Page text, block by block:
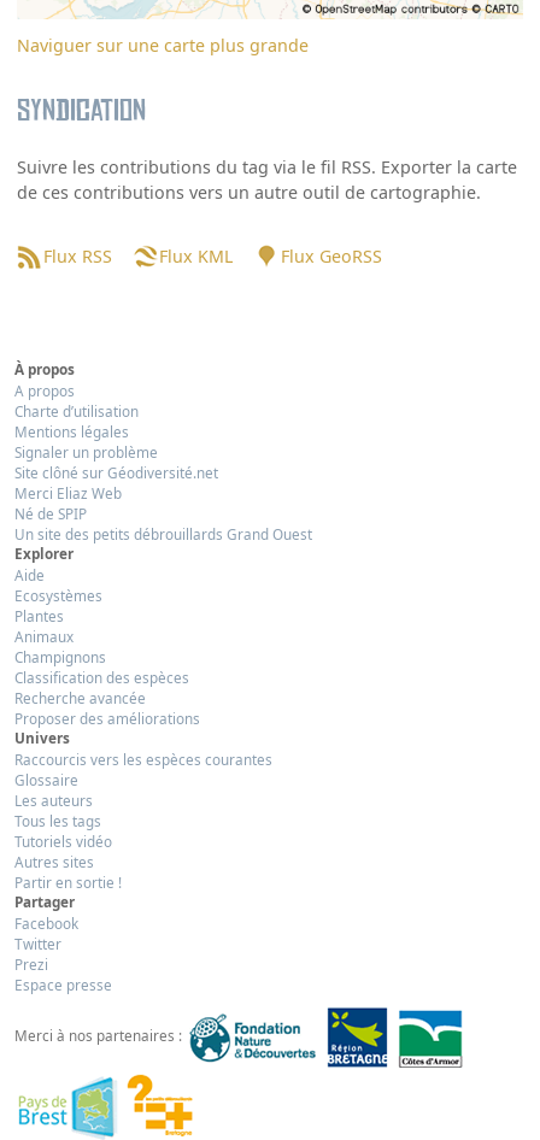
Naviguer sur une carte plus grande
Syndication
Suivre les contributions du tag via le fil RSS. Exporter la carte
de ces contributions vers un autre outil de cartographie.
Flux RSS Flux KML Flux GeoRSS
À propos
A propos
Charte d’utilisation
Mentions légales
Signaler un problème
Site clôné sur Géodiversité.net
Merci Eliaz Web
Né de SPIP
Un site des petits débrouillards Grand Ouest
Explorer
Aide
Ecosystèmes
Plantes
Animaux
Champignons
Classification des espèces
Recherche avancée
Proposer des améliorations
Univers
Raccourcis vers les espèces courantes
Glossaire
Les auteurs
Tous les tags
Tutoriels vidéo
Autres sites
Partir en sortie !
Partager
Facebook
Twitter
Prezi
Espace presse
Merci à nos partenaires :